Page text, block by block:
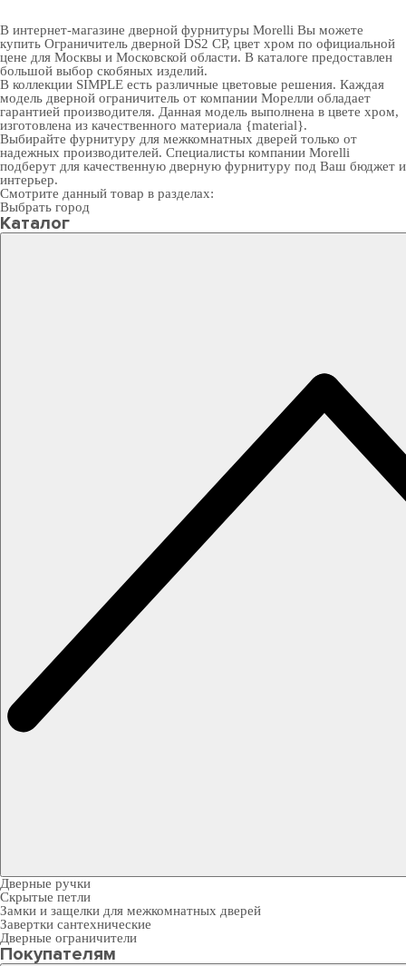
В интернет-магазине дверной фурнитуры Morelli Вы можете
купить Ограничитель дверной DS2 CP, цвет хром по официальной
цене для Москвы и Московской области. В каталоге предоставлен
большой выбор скобяных изделий.
В коллекции SIMPLE есть различные цветовые решения. Каждая
модель дверной ограничитель от компании Морелли обладает
гарантией производителя. Данная модель выполнена в цвете хром,
изготовлена из качественного материала {material}.
Выбирайте фурнитуру для межкомнатных дверей только от
надежных производителей. Специалисты компании Morelli
подберут для качественную дверную фурнитуру под Ваш бюджет и
интерьер.
Смотрите данный товар в разделах:
Выбрать город
Каталог
Дверные ручки
Скрытые петли
Замки и защелки для межкомнатных дверей
Завертки сантехнические
Дверные ограничители
Покупателям